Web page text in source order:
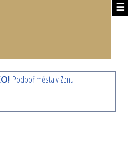
☰
Podpoř města v Zenu